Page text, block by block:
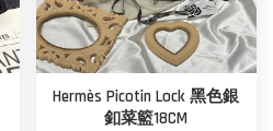
Hermès Picotin Lock 黑色銀
釦菜籃18CM